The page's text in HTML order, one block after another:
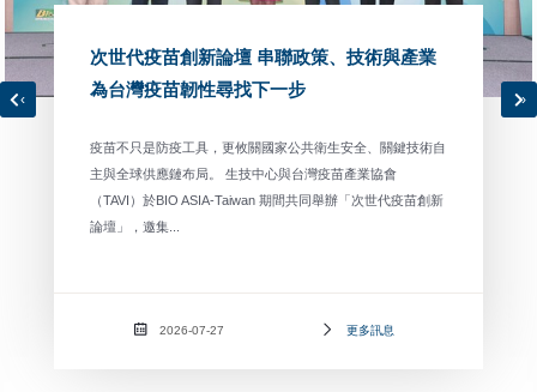
次世代疫苗創新論壇 串聯政策、技術與產業
為台灣疫苗韌性尋找下一步
疫苗不只是防疫工具，更攸關國家公共衛生安全、關鍵技術自
主與全球供應鏈布局。 生技中心與台灣疫苗產業協會
（TAVI）於BIO ASIA-Taiwan 期間共同舉辦「次世代疫苗創新
論壇」，邀集...
2026-07-27 更多訊息
‹ ›